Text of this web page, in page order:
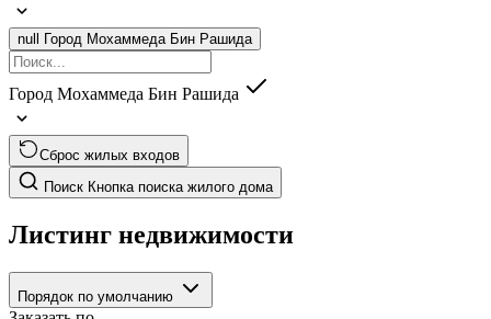
null Город Мохаммеда Бин Рашида
Город Мохаммеда Бин Рашида
Сброс жилых входов
Поиск Кнопка поиска жилого дома
Листинг недвижимости
Порядок по умолчанию